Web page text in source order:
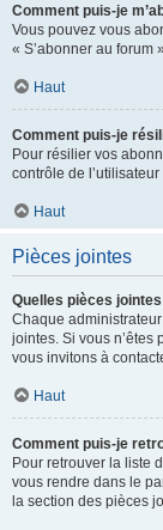
Comment puis-je
Vous pouvez vous
« S’abonner au forum
Haut
Comment puis-je
Pour résilier vos
contrôle de
Haut
Pièces jointes
Quelles pièces
Chaque
jointes. Si vous n’êtes
vous invitons à
Haut
Comment puis-je
Pour retrouver la liste
vous rendre dans le
la section des pièces